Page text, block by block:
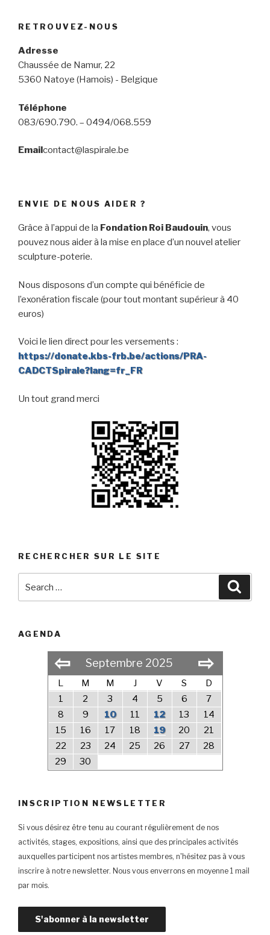
RETROUVEZ-NOUS
Adresse
Chaussée de Namur, 22
5360 Natoye (Hamois) - Belgique
Téléphone
083/690.790. – 0494/068.559
Email contact@laspirale.be
ENVIE DE NOUS AIDER ?
Grâce à l’appui de la Fondation Roi Baudouin, vous
pouvez nous aider à la mise en place d’un nouvel atelier
sculpture-poterie.
Nous disposons d’un compte qui bénéficie de
l’exonération fiscale (pour tout montant supérieur à 40
euros)
Voici le lien direct pour les versements :
https://donate.kbs-frb.be/actions/PRA-
CADCTSpirale?lang=fr_FR
Un tout grand merci
RECHERCHER SUR LE SITE
AGENDA
⇦ Septembre 2025 ⇨
L M M J V S
D
1
2 3 4 5 6
7
8
9 10 11 12 13
14
15
16 17 18 19 20
21
22
23 24 25 26 27
28
29
30
INSCRIPTION NEWSLETTER
Si vous désirez être tenu au courant régulièrement de nos
activités, stages, expositions, ainsi que des principales activités
auxquelles participent nos artistes membres, n'hésitez pas à vous
inscrire à notre newsletter. Nous vous enverrons en moyenne 1 mail
par mois.